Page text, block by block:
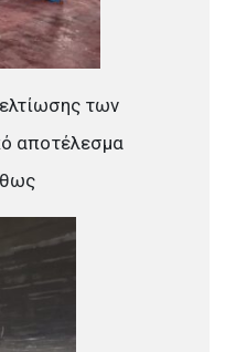
των
αποτέλεσμα